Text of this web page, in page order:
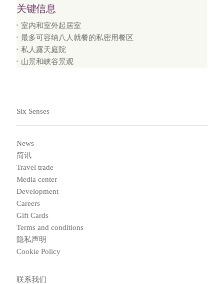
关键信息
室内和室外起居室
最多可容纳八人就餐的私密用餐区
私人露天庭院
山景和峡谷景观
Six Senses
News
简讯
Travel trade
Media center
Development
Careers
Gift Cards
Terms and conditions
隐私声明
Cookie Policy
联系我们